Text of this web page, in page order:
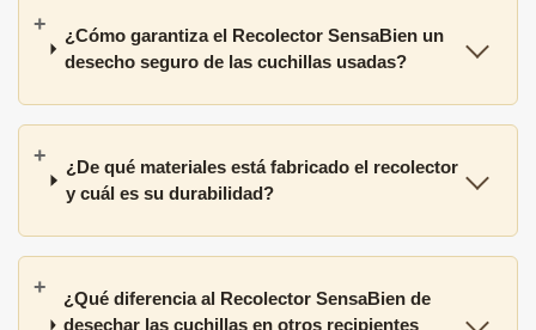
¿Cómo garantiza el Recolector SensaBien un
desecho seguro de las cuchillas usadas?
¿De qué materiales está fabricado el recolector
y cuál es su durabilidad?
¿Qué diferencia al Recolector SensaBien de
desechar las cuchillas en otros recipientes